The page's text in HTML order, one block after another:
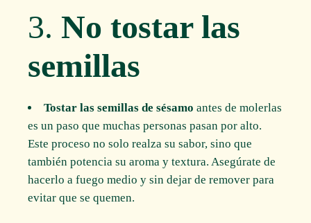
3. No tostar las
semillas
Tostar las semillas de sésamo antes de molerlas
es un paso que muchas personas pasan por alto.
Este proceso no solo realza su sabor, sino que
también potencia su aroma y textura. Asegúrate de
hacerlo a fuego medio y sin dejar de remover para
evitar que se quemen.